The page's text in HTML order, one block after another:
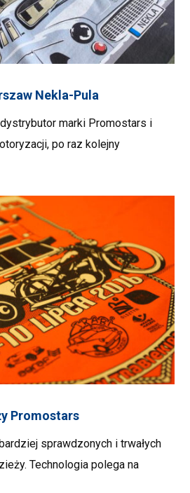
Nekla-Pula
marki Promostars i
po raz kolejny
Promostars
sprawdzonych i trwałych
Technologia polega na